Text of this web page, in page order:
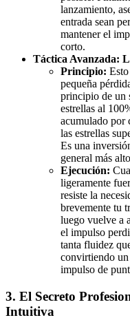
lanzamiento,
entrada sean
mantener el
corto.
Táctica Avanzada:
Principio:
pequeña
principio de un
estrellas al
acumulado por
las estrellas
Es una
general más
Ejecución:
ligeramente
resiste la
brevemente tu
luego vuelve a
el impulso
tanta fluidez
convirtiendo
impulso de
3. El Secreto
Intuitiva